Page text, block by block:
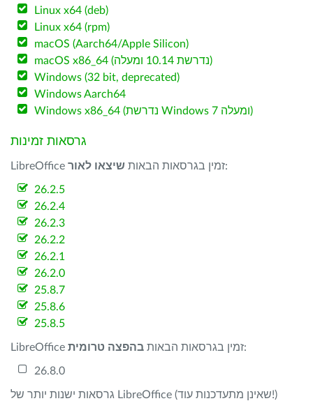
Linux x64 (deb)
Linux x64 (rpm)
macOS (Aarch64/Apple Silicon)
macOS x86_64 (נדרשת 10.14 ומעלה)
Windows (32 bit, deprecated)
Windows Aarch64
Windows x86_64 (נדרשת Windows 7 ומעלה)
גרסאות זמינות
LibreOffice זמין בגרסאות הבאות שיצאו לאור :
26.2.5
26.2.4
26.2.3
26.2.2
26.2.1
26.2.0
25.8.7
25.8.6
25.8.5
LibreOffice זמין בגרסאות הבאות בהפצה טרומית :
26.8.0
גרסאות ישנות יותר של LibreOffice (שאינן מתעדכנות עוד!)